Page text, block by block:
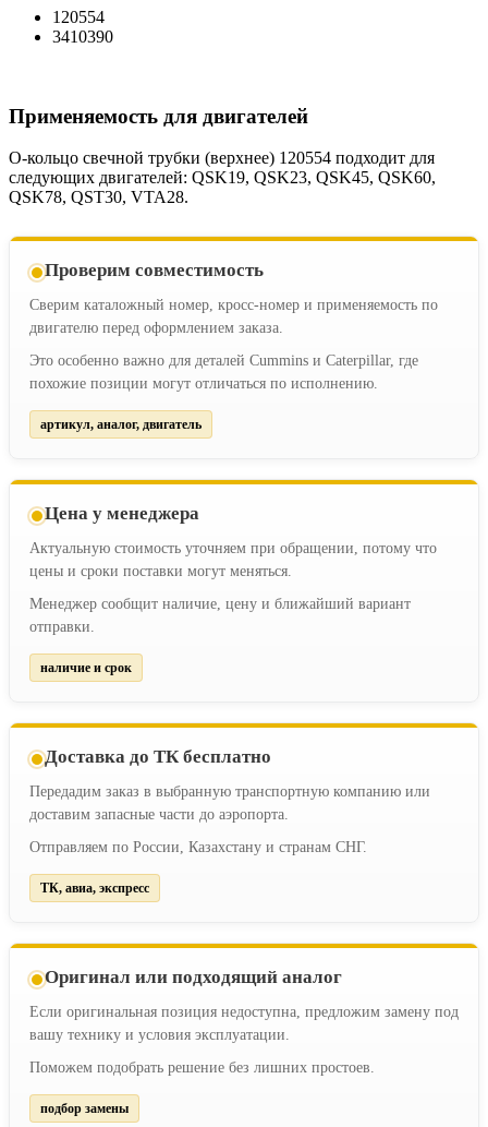
120554
3410390
Применяемость для двигателей
О-кольцо свечной трубки (верхнее) 120554 подходит для
следующих двигателей: QSK19, QSK23, QSK45, QSK60,
QSK78, QST30, VTA28.
Проверим совместимость
Сверим каталожный номер, кросс-номер и применяемость по
двигателю перед оформлением заказа.
Это особенно важно для деталей Cummins и Caterpillar, где
похожие позиции могут отличаться по исполнению.
артикул, аналог, двигатель
Цена у менеджера
Актуальную стоимость уточняем при обращении, потому что
цены и сроки поставки могут меняться.
Менеджер сообщит наличие, цену и ближайший вариант
отправки.
наличие и срок
Доставка до ТК бесплатно
Передадим заказ в выбранную транспортную компанию или
доставим запасные части до аэропорта.
Отправляем по России, Казахстану и странам СНГ.
ТК, авиа, экспресс
Оригинал или подходящий аналог
Если оригинальная позиция недоступна, предложим замену под
вашу технику и условия эксплуатации.
Поможем подобрать решение без лишних простоев.
подбор замены